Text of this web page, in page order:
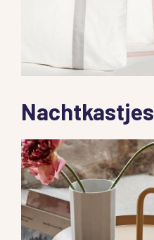
Nachtkastjes